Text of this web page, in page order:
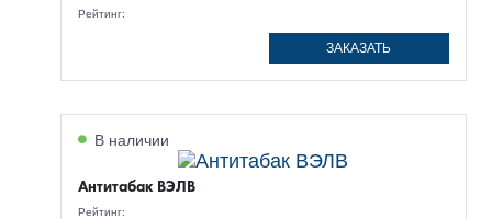
Рейтинг:
ЗАКАЗАТЬ
В наличии
Антитабак ВЭЛВ
Рейтинг: